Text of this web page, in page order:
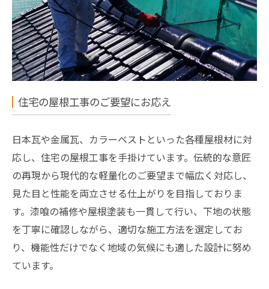
住宅の屋根工事のご要望にお応え
日本瓦や金属瓦、カラーベストといった各種屋根材に対
応し、住宅の屋根工事を手掛けています。伝統的な意匠
の再現から現代的な軽量化のご要望まで幅広く対応し、
見た目と性能を両立させる仕上がりを目指しておりま
す。漆喰の補修や屋根塗装も一貫して行い、下地の状態
を丁寧に確認しながら、適切な施工方法を選定してお
り、機能性だけでなく地域の気候にも適した設計に努め
ています。